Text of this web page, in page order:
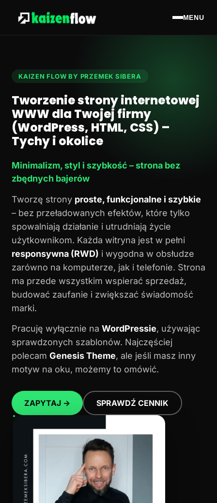
MENU
KAIZEN FLOW BY PRZEMEK SIBERA
Tworzenie strony internetowej
WWW dla Twojej firmy
(WordPress, HTML, CSS) –
Tychy i okolice
Minimalizm, styl i szybkość – strona bez
zbędnych bajerów
Tworzę strony proste, funkcjonalne i szybkie
– bez przeładowanych efektów, które tylko
spowalniają działanie i utrudniają życie
użytkownikom. Każda witryna jest w pełni
responsywna (RWD) i wygodna w obsłudze
zarówno na komputerze, jak i telefonie. Strona
ma przede wszystkim wspierać sprzedaż,
budować zaufanie i zwiększać świadomość
marki.
Pracuję wyłącznie na WordPressie, używając
sprawdzonych szablonów. Najczęściej
polecam Genesis Theme, ale jeśli masz inny
motyw na oku, możemy to omówić.
ZAPYTAJ → SPRAWDŹ CENNIK